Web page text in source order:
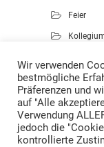
Feier
Musik
Projekte
Sport
Wir verwenden
bestmögliche
Präferenzen und
auf "Alle
Verwendung
jedoch die
kontrollierte